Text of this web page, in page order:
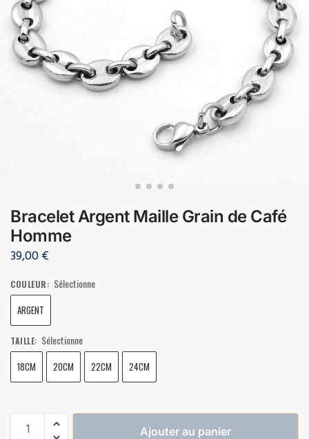
Bracelet Argent Maille Grain de Café
Homme
39,00€
COULEUR: Sélectionne
ARGENT
TAILLE: Sélectionne
18CM 20CM 22CM 24CM
Ajouter au panier